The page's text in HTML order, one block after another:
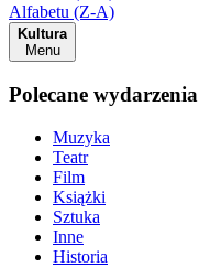
Alfabetu (Z-A)
Kultura
Menu
Polecane wydarzenia
Muzyka
Teatr
Film
Książki
Sztuka
Inne
Historia